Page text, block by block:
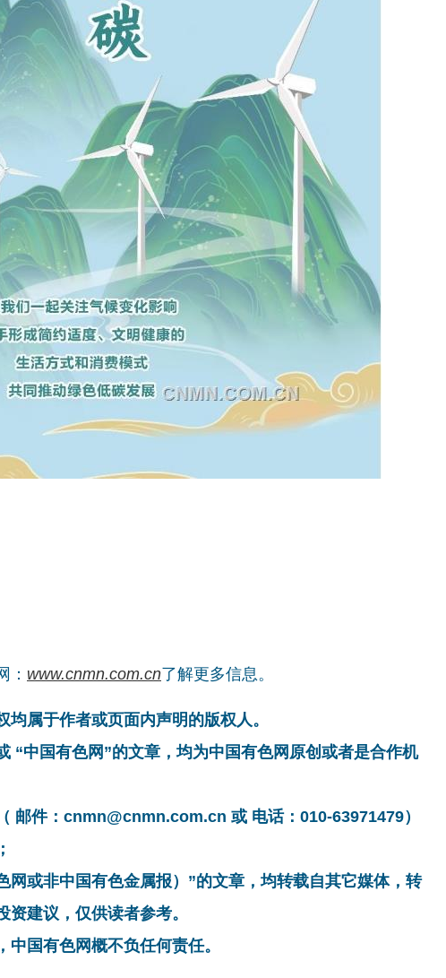
： www.cnmn.com.cn了解更多信息。
属于作者或页面内声明的版权人。
“中国有色网”的文章，均为中国有色网原创或者是合作机
邮件：cnmn@cnmn.com.cn 或 电话：010-63971479）
网或非中国有色金属报）”的文章，均转载自其它媒体，转
建议，仅供读者参考。
国有色网概不负任何责任。